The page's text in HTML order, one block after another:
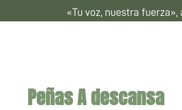
«Tu voz, nuestra fuerza»,
Peñas A descansa